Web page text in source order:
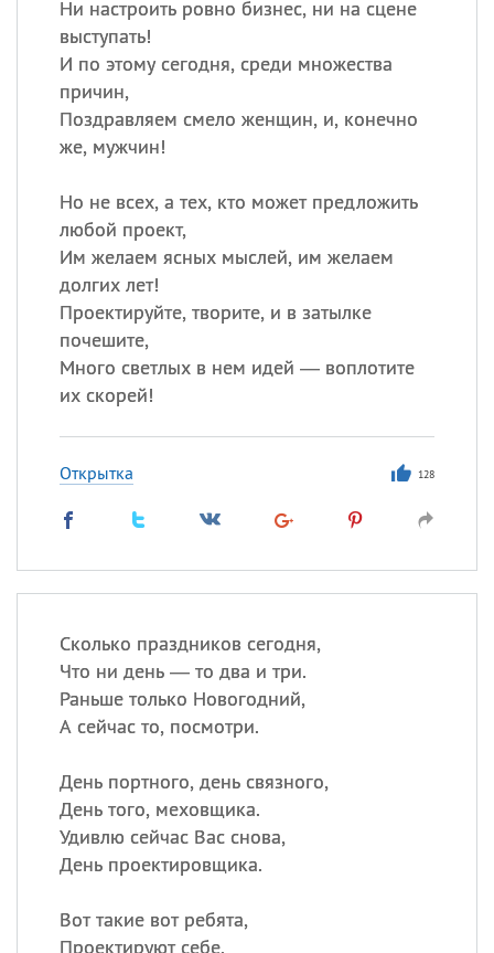
Ни настроить ровно бизнес, ни на сцене
выступать!
И по этому сегодня, среди множества
причин,
Поздравляем смело женщин, и, конечно
же, мужчин!
Но не всех, а тех, кто может предложить
любой проект,
Им желаем ясных мыслей, им желаем
долгих лет!
Проектируйте, творите, и в затылке
почешите,
Много светлых в нем идей — воплотите
их скорей!
Открытка 128
Сколько праздников сегодня,
Что ни день — то два и три.
Раньше только Новогодний,
А сейчас то, посмотри.
День портного, день связного,
День того, меховщика.
Удивлю сейчас Вас снова,
День проектировщика.
Вот такие вот ребята,
Проектируют себе.